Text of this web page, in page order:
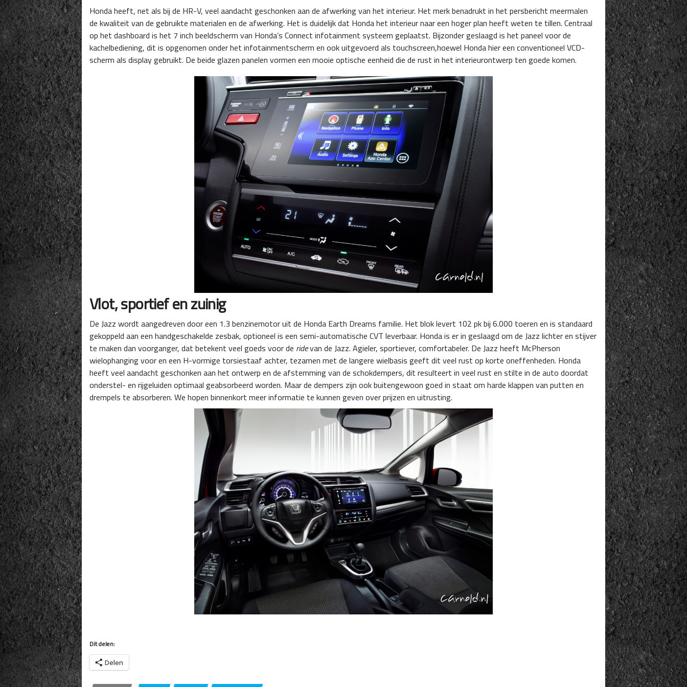
Honda heeft, net als bij de HR-V, veel aandacht geschonken aan de afwerking van het interieur. Het merk benadrukt in het persbericht meermalen
de kwaliteit van de gebruikte materialen en de afwerking. Het is duidelijk dat Honda het interieur naar een hoger plan heeft weten te tillen. Centraal
op het dashboard is het 7 inch beeldscherm van Honda’s Connect infotainment systeem geplaatst. Bijzonder geslaagd is het paneel voor de
kachelbediening, dit is opgenomen onder het infotainmentscherm en ook uitgevoerd als touchscreen,hoewel Honda hier een conventioneel VCD-
scherm als display gebruikt. De beide glazen panelen vormen een mooie optische eenheid die de rust in het interieurontwerp ten goede komen.
Vlot, sportief en zuinig
De Jazz wordt aangedreven door een 1.3 benzinemotor uit de Honda Earth Dreams familie. Het blok levert 102 pk bij 6.000 toeren en is standaard
gekoppeld aan een handgeschakelde zesbak, optioneel is een semi-automatische CVT leverbaar. Honda is er in geslaagd om de Jazz lichter en stijver
te maken dan voorganger, dat betekent veel goeds voor de ridevan de Jazz. Agieler, sportiever, comfortabeler. De Jazz heeft McPherson
wielophanging voor en een H-vormige torsiestaaf achter, tezamen met de langere wielbasis geeft dit veel rust op korte oneffenheden. Honda
heeft veel aandacht geschonken aan het ontwerp en de afstemming van de schokdempers, dit resulteert in veel rust en stilte in de auto doordat
onderstel- en rijgeluiden optimaal geabsorbeerd worden. Maar de dempers zijn ook buitengewoon goed in staat om harde klappen van putten en
drempels te absorberen. We hopen binnenkort meer informatie te kunnen geven over prijzen en uitrusting.
Dit delen:
Delen